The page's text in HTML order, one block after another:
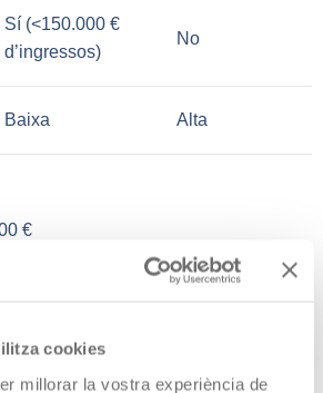
cookies
millorar la vostra experiència de
Sí (<150.000 €
d’ingressos)
No
Baixa Alta
€
€ – 48.000 € (40%) =
10% =7.200 €